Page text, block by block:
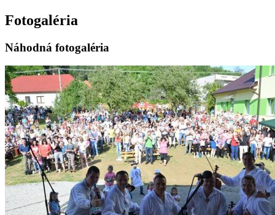
Fotogaléria
Náhodná fotogaléria